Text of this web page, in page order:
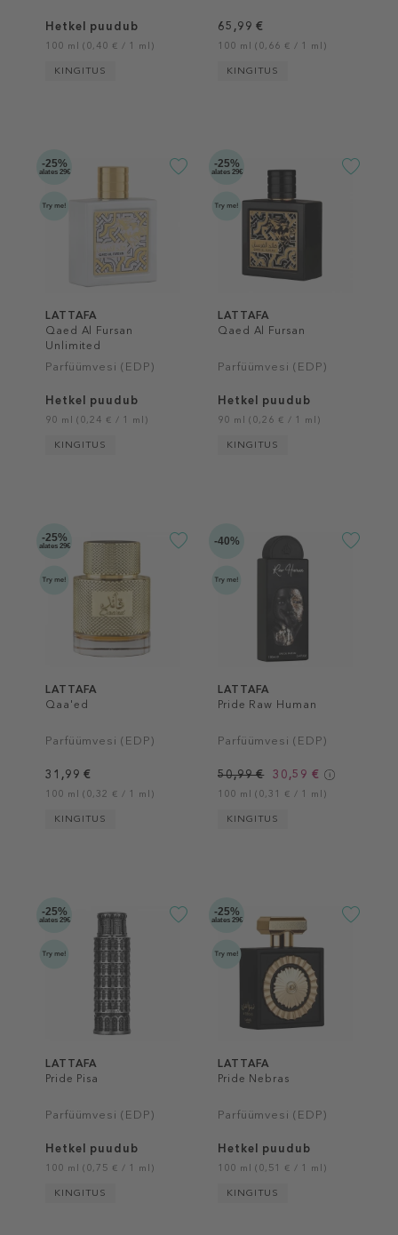
Hetkel puudub
100 ml (0,40 € / 1 ml)
KINGITUS
65,99 €
100 ml (0,66 € / 1 ml)
KINGITUS
-25%
alates 29€
LATTAFA
Qaed Al Fursan
Unlimited
Parfüümvesi (EDP)
Hetkel puudub
90 ml (0,24 € / 1 ml)
KINGITUS
-25%
alates 29€
LATTAFA
Qaed Al Fursan
Parfüümvesi (EDP)
Hetkel puudub
90 ml (0,26 € / 1 ml)
KINGITUS
-25%
alates 29€
LATTAFA
Qaa'ed
Parfüümvesi (EDP)
31,99 €
100 ml (0,32 € / 1 ml)
KINGITUS
-40%
LATTAFA
Pride Raw Human
Parfüümvesi (EDP)
50,99 € 30,59 €
100 ml (0,31 € / 1 ml)
KINGITUS
-25%
alates 29€
LATTAFA
Pride Pisa
Parfüümvesi (EDP)
Hetkel puudub
100 ml (0,75 € / 1 ml)
KINGITUS
-25%
alates 29€
LATTAFA
Pride Nebras
Parfüümvesi (EDP)
Hetkel puudub
100 ml (0,51 € / 1 ml)
KINGITUS